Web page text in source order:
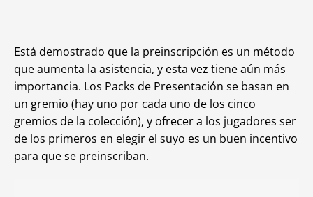
Está demostrado que la preinscripción es un método
que aumenta la asistencia, y esta vez tiene aún más
importancia. Los Packs de Presentación se basan en
un gremio (hay uno por cada uno de los cinco
gremios de la colección), y ofrecer a los jugadores ser
de los primeros en elegir el suyo es un buen incentivo
para que se preinscriban.